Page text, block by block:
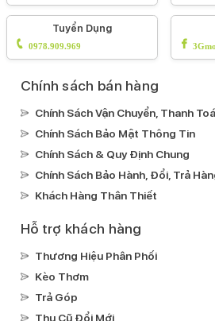
P3Công nghệ hình ảnh
True ToneCông nghệ HLG
hìnhApple Pay
Kháng nước, bụi:
Ghi âm mặc định
Xem phim:
H.264(MPEG4-AVC)
MP3FLAC AAC
Hỗ trợ 5G
Tuyển Dụng
0978.909.969
Chính sách bán hàng
Chính Sách Vận Chuyển, Thanh
Chính Sách Bảo Mật Thông Tin
Chính Sách & Quy Định Chung
Chính Sách Bảo Hành, Đổi, Trả
Khách Hàng Thân Thiết
Hỗ trợ khách hàng
Thương Hiệu Phân Phối
Kèo Thơm
Trả Góp
Thu Cũ Đổi Mới